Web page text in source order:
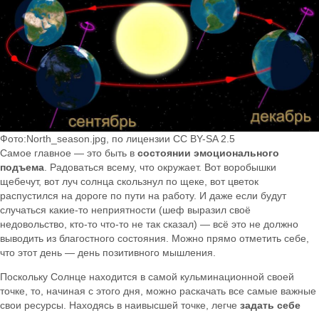
Фото:North_season.jpg, по лицензии CC BY-SA 2.5
Самое главное — это быть в состоянии эмоционального
подъема. Радоваться всему, что окружает. Вот воробышки
щебечут, вот луч солнца скользнул по щеке, вот цветок
распустился на дороге по пути на работу. И даже если будут
случаться какие-то неприятности (шеф выразил своё
недовольство, кто-то что-то не так сказал) — всё это не должно
выводить из благостного состояния. Можно прямо отметить себе,
что этот день — день позитивного мышления.
Поскольку Солнце находится в самой кульминационной своей
точке, то, начиная с этого дня, можно раскачать все самые важные
свои ресурсы. Находясь в наивысшей точке, легче задать себе